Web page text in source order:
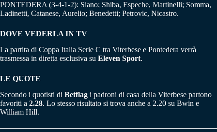
PONTEDERA (3-4-1-2): Siano; Shiba, Espeche, Martinelli; Somma,
Ladinetti, Catanese, Aurelio; Benedetti; Petrovic, Nicastro.
DOVE VEDERLA IN TV
La partita di Coppa Italia Serie C tra Viterbese e Pontedera verrà
trasmessa in diretta esclusiva su Eleven Sport.
LE QUOTE
Secondo i quotisti di Betflag i padroni di casa della Viterbese partono
favoriti a 2.28. Lo stesso risultato si trova anche a 2.20 su Bwin e
William Hill.